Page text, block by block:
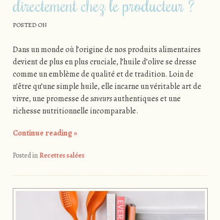
directement chez le producteur ?
POSTED ON
Dans un monde où l’origine de nos produits alimentaires
devient de plus en plus cruciale, l’huile d’olive se dresse
comme un emblème de qualité et de tradition. Loin de
n’être qu’une simple huile, elle incarne un véritable art de
vivre, une promesse desaveursauthentiques et une
richesse nutritionnelle incomparable.
Continue reading»
Posted in Recettes salées